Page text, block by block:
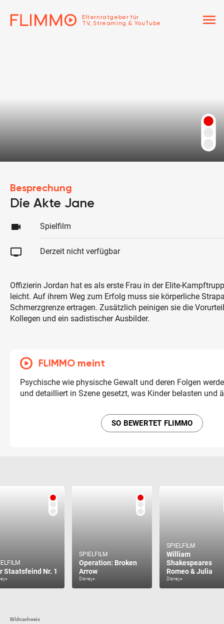
Elternratgeber für
TV, Streaming & YouTube
menu
Besprechung
Die Akte Jane
videocam Spielfilm
tv Derzeit nicht verfügbar
Offizierin Jordan hat es als erste Frau in der Elite-
leicht. Auf ihrem Weg zum Erfolg muss sie körperliche
Schmerzgrenze ertragen. Zusätzlich peinigen sie die
Kollegen und ein sadistischer Ausbilder.
FLIMMO meint
Psychische wie physische Gewalt und deren Folgen
und detailliert in Szene gesetzt, was Kinder belasten und
SO BEWERTET FLIMMO
Staatsfeind Nr. 1
SPIELFILM
Operation: Broken
Arrow
Disney+
SPIELFILM
William
Shakespeares
Romeo & Julia
Disney+
Bildnachweis